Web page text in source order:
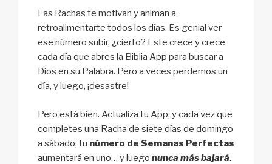
Las Rachas te motivan y animan a
retroalimentarte todos los días. Es genial ver
ese número subir, ¿cierto? Este crece y crece
cada día que abres la Biblia App para buscar a
Dios en su Palabra. Pero a veces perdemos un
día, y luego, ¡desastre!
Pero está bien. Actualiza tu App, y cada vez que
completes una Racha de siete días de domingo
a sábado, tu número de Semanas Perfectas
aumentará en uno… y luego nunca más bajará.